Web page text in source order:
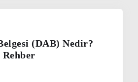
(DAB) Nedir?
Rehber